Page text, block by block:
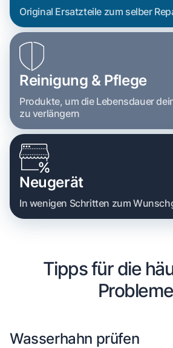
Original Ersatzteile zum selber
Reinigung & Pflege
Produkte, um die Lebensdauer
zu verlängern
Neugerät
In wenigen Schritten zum
Tipps für die
Probleme
Wasserhahn prüfen